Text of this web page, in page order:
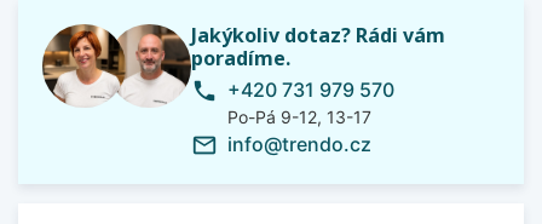
Jakýkoliv dotaz? Rádi vám
poradíme.
phone +420 731 979 570
Po-Pá 9-12, 13-17
mail_outline info@trendo.cz